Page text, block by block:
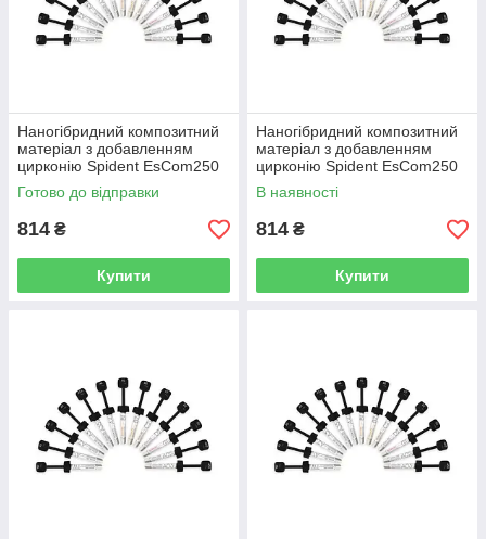
Наногібридний композитний
матеріал з добавленням
цирконію Spident EsCom250
4г, A2
Готово до відправки
814 ₴
Купити
Наногібридний композитний
матеріал з добавленням
цирконію Spident EsCom250
4г, А3
В наявності
814 ₴
Купити